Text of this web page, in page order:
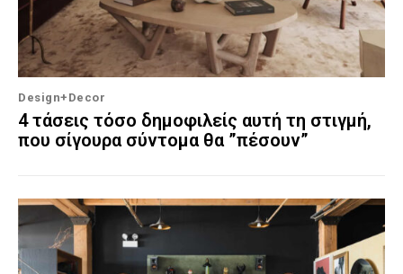
Design+Decor
4 τάσεις τόσο δημοφιλείς αυτή τη στιγμή,
που σίγουρα σύντομα θα ”πέσουν”